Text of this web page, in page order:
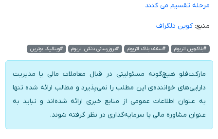
مرحله تقسیم می کنند
منبع:کوین تلگراف
#بلاکچین اتریوم #سقف بلاک اتریوم #بروزرسانی دنکن اتریوم #ویتالیک بوترین
مارکت‌فلو هیچ‌گونه مسئولیتی در قبال معاملات مالی یا مدیریت
دارایی‌های خواننده‌ی این مطلب را نمی‌پذیرد و مطالب ارائه شده تنها
به عنوان اطلاعات عمومی از منابع خبری ارائه شده‌اند و نباید به
عنوان مشاوره مالی یا سرمایه‌گذاری در نظر گرفته شوند.